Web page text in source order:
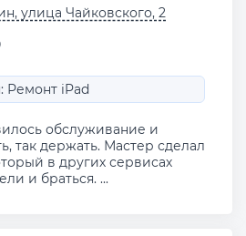
улица Чайковского, 2
Ремонт iPad
обслуживание и
так держать. Мастер сделал
в других сервисах
и браться. ...